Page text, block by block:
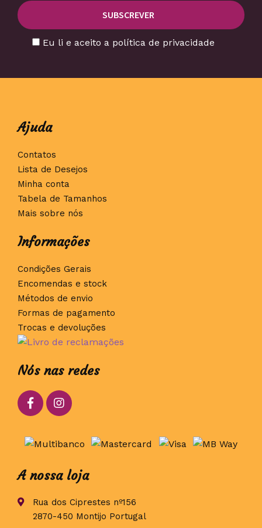
Eu li e aceito a política de privacidade
Ajuda
Contatos
Lista de Desejos
Minha conta
Tabela de Tamanhos
Mais sobre nós
Informações
Condições Gerais
Encomendas e stock
Métodos de envio
Formas de pagamento
Trocas e devoluções
Nós nas redes
A nossa loja
Rua dos Ciprestes nº156
2870-450 Montijo Portugal